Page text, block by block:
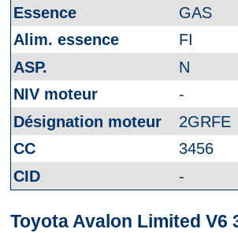
GAS
FI
N
-
2GRFE
3456
-
Toyota Avalon Limited V6